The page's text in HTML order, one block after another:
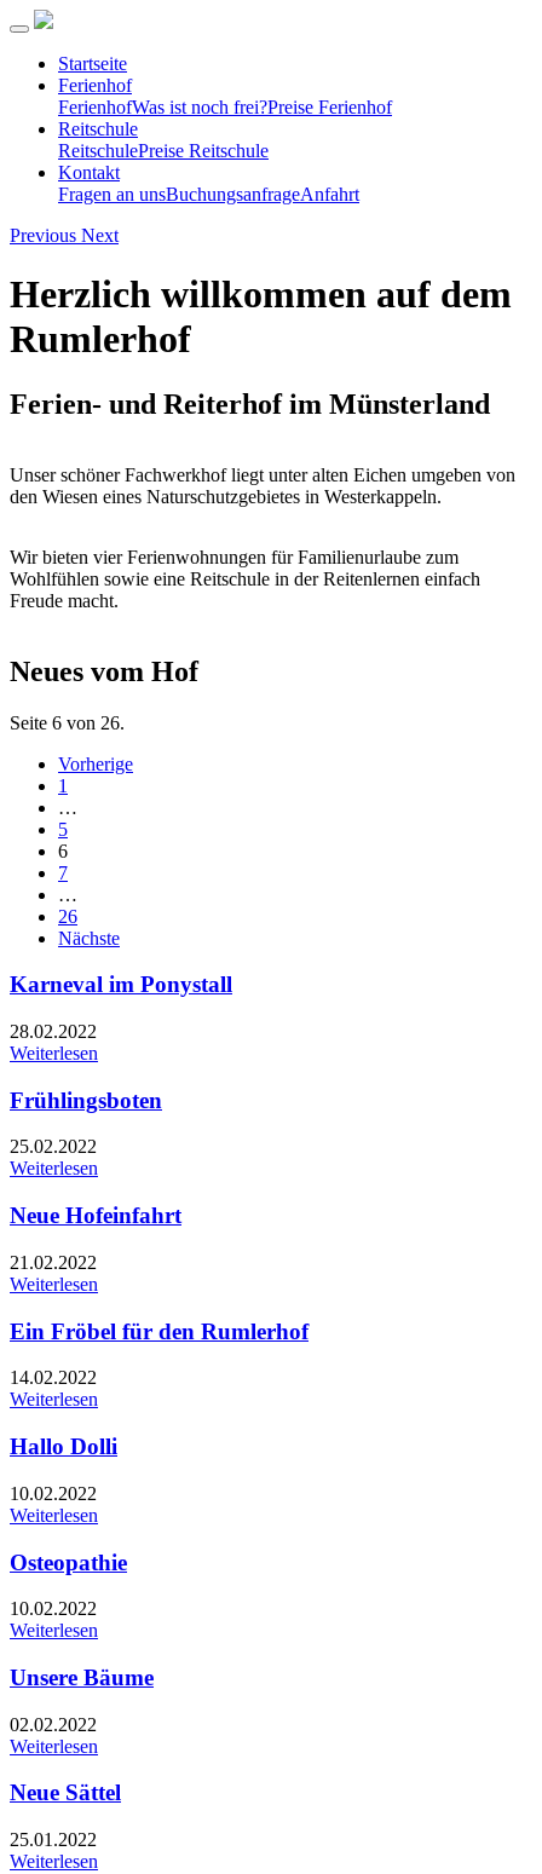
Startseite
Ferienhof
FerienhofWas ist noch frei?Preise Ferienhof
Reitschule
ReitschulePreise Reitschule
Kontakt
Fragen an unsBuchungsanfrageAnfahrt
Previous Next
Herzlich willkommen auf dem
Rumlerhof
Ferien- und Reiterhof im Münsterland
Unser schöner Fachwerkhof liegt unter alten Eichen umgeben von
den Wiesen eines Naturschutzgebietes in Westerkappeln.
Wir bieten vier Ferienwohnungen für Familienurlaube zum
Wohlfühlen sowie eine Reitschule in der Reitenlernen einfach
Freude macht.
Neues vom Hof
Seite 6 von 26.
Vorherige
1
…
5
6
7
…
26
Nächste
Karneval im Ponystall
28.02.2022
Weiterlesen
Frühlingsboten
25.02.2022
Weiterlesen
Neue Hofeinfahrt
21.02.2022
Weiterlesen
Ein Fröbel für den Rumlerhof
14.02.2022
Weiterlesen
Hallo Dolli
10.02.2022
Weiterlesen
Osteopathie
10.02.2022
Weiterlesen
Unsere Bäume
02.02.2022
Weiterlesen
Neue Sättel
25.01.2022
Weiterlesen